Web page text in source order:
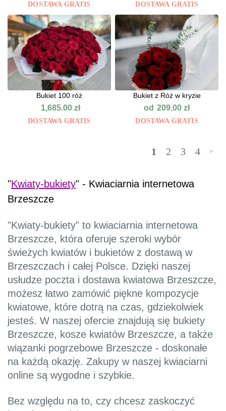
DOSTAWA GRATIS DOSTAWA GRATIS
Bukiet 100 róż
1,685.00zł
DOSTAWA GRATIS
Bukiet z Róż w kryzie
od 209.00zł
DOSTAWA GRATIS
1 2 3 4 »
"Kwiaty-bukiety" - Kwiaciarnia internetowa
Brzeszcze
"Kwiaty-bukiety" to kwiaciarnia internetowa
Brzeszcze, która oferuje szeroki wybór
świeżych kwiatów i bukietów z dostawą w
Brzeszczach i całej Polsce. Dzięki naszej
usłudze poczta i dostawa kwiatowa Brzeszcze,
możesz łatwo zamówić piękne kompozycje
kwiatowe, które dotrą na czas, gdziekolwiek
jesteś. W naszej ofercie znajdują się bukiety
Brzeszcze, kosze kwiatów Brzeszcze, a także
wiązanki pogrzebowe Brzeszcze - doskonałe
na każdą okazję. Zakupy w naszej kwiaciarni
online są wygodne i szybkie.
Bez względu na to, czy chcesz zaskoczyć